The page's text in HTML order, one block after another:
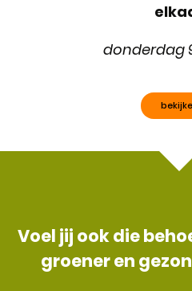
donderdag
Voel jij ook die
groener en